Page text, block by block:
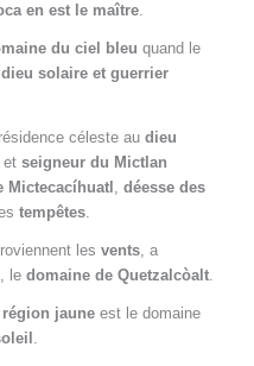
en est le maître.
du ciel bleu quand le
dieu solaire et guerrier
céleste au dieu
et seigneur du Mictlan
Mictecacíhuatl déesse des
tempêtes
les vents , a
, le domaine de Quetzalcòalt
région jaune est le domaine
.